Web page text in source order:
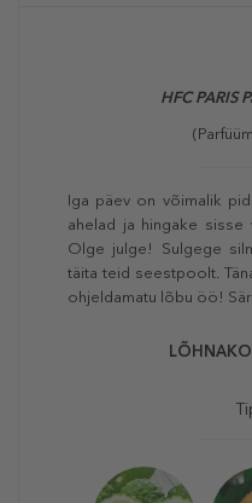
HFC PARIS
Iga päev on võimalik
ahelad ja hingake sisse
Olge julge! Sulgege
täita teid seestpoolt.
ohjeldamatu lõbu öö!